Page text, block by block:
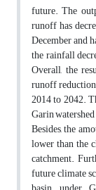
future. The
runoff has
December and
the rainfall
Overall, the
runoff
2014 to 2042.
Garin
Besides, the
lower than the
catchment.
future climate